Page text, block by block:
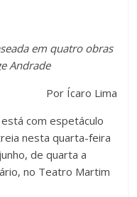
em quatro obras
Andrade
Por Ícaro Lima
com espetáculo
nesta quarta-feira
de quarta a
no Teatro Martim